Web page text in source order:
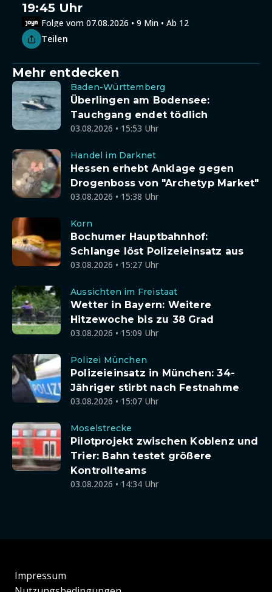
19:45 Uhr
Folge vom 07.08.2026 • 9 Min • Ab 12
Teilen
Mehr entdecken
Baden-Württemberg
Überlingen am Bodensee:
Tauchgang endet tödlich
03.08.2026 • 15:53 Uhr
Handel im Darknet
Hessen erhebt Anklage gegen
Drogenboss von "Archetyp Market"
03.08.2026 • 15:38 Uhr
Korn
Bochumer Hauptbahnhof:
Schlange löst Polizeieinsatz aus
03.08.2026 • 15:27 Uhr
Aussichten im Freistaat
Wetter in Bayern: Weitere
Hitzewoche bis zu 38 Grad
03.08.2026 • 15:09 Uhr
Polizei München
Polizeieinsatz in München: 34-
Jähriger stirbt nach Festnahme
03.08.2026 • 15:07 Uhr
Moselstrecke
Pilotprojekt zwischen Koblenz und
Trier: Bahn testet größere
Kontrollteams
03.08.2026 • 14:34 Uhr
Impressum